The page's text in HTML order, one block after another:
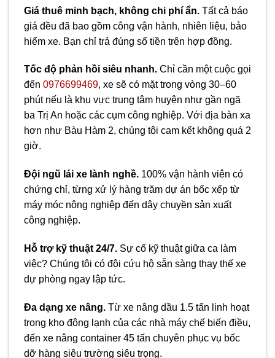
Giá thuê minh bạch, không chi phí ẩn. Tất cả báo
giá đều đã bao gồm công vận hành, nhiên liệu, bảo
hiểm xe. Bạn chỉ trả đúng số tiền trên hợp đồng.
Tốc độ phản hồi siêu nhanh. Chỉ cần một cuộc gọi
đến 0976699469, xe sẽ có mặt trong vòng 30–60
phút nếu là khu vực trung tâm huyện như gần ngã
ba Trị An hoặc các cụm công nghiệp. Với địa bàn xa
hơn như Bàu Hàm 2, chúng tôi cam kết không quá 2
giờ.
Đội ngũ lái xe lành nghề. 100% vận hành viên có
chứng chỉ, từng xử lý hàng trăm dự án bốc xếp từ
máy móc nông nghiệp đến dây chuyền sản xuất
công nghiệp.
Hỗ trợ kỹ thuật 24/7. Sự cố kỹ thuật giữa ca làm
việc? Chúng tôi có đội cứu hộ sẵn sàng thay thế xe
dự phòng ngay lập tức.
Đa dạng xe nâng. Từ xe nâng dầu 1.5 tấn linh hoạt
trong kho đông lạnh của các nhà máy chế biến điều,
đến xe nâng container 45 tấn chuyên phục vụ bốc
dỡ hàng siêu trường siêu trọng.